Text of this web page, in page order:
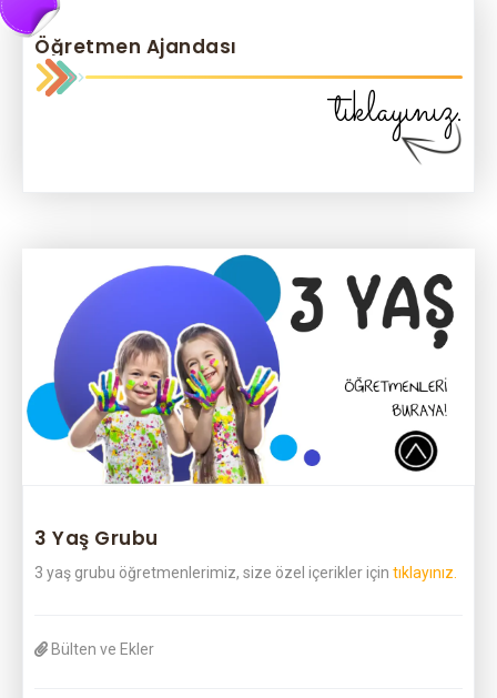
Öğretmen Ajandası
tıklayınız.
3 Yaş Grubu
3 yaş grubu öğretmenlerimiz, size özel içerikler için tıklayınız.
Bülten ve Ekler